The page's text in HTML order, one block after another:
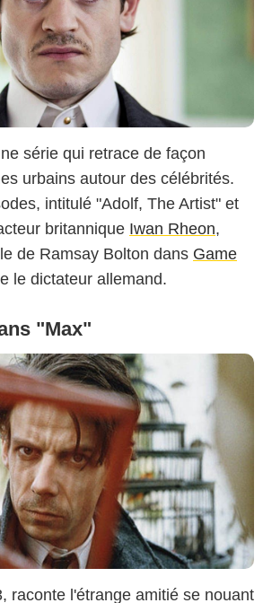
série qui retrace de façon
urbains autour des célébrités.
intitulé "Adolf, The Artist" et
britannique Iwan Rheon,
de Ramsay Bolton dans Game
le dictateur allemand.
"Max"
raconte l'étrange amitié se nouant